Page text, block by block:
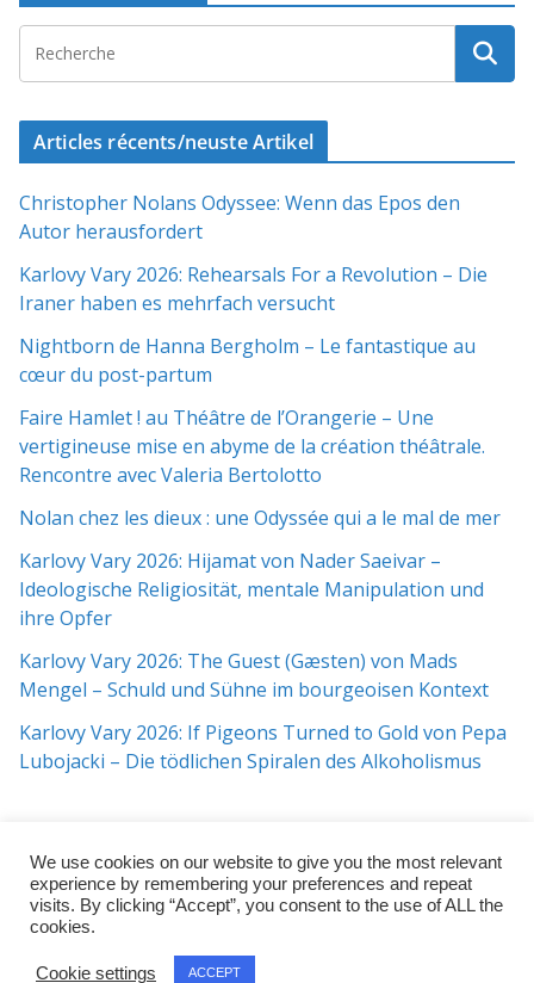
Articles récents/neuste Artikel
Christopher Nolans Odyssee: Wenn das Epos den
Autor herausfordert
Karlovy Vary 2026: Rehearsals For a Revolution – Die
Iraner haben es mehrfach versucht
Nightborn de Hanna Bergholm – Le fantastique au
cœur du post-partum
Faire Hamlet ! au Théâtre de l’Orangerie – Une
vertigineuse mise en abyme de la création théâtrale.
Rencontre avec Valeria Bertolotto
Nolan chez les dieux : une Odyssée qui a le mal de mer
Karlovy Vary 2026: Hijamat von Nader Saeivar​​ –
Ideologische Religiosität, mentale Manipulation und
ihre Opfer
Karlovy Vary 2026: The Guest (Gæsten) von Mads
Mengel – Schuld und Sühne im bourgeoisen Kontext
Karlovy Vary 2026: If Pigeons Turned to Gold von Pepa
Lubojacki – Die tödlichen Spiralen des Alkoholismus
Copyright © 2026j:mag
We use cookies on our website to give you the most relevant
experience by remembering your preferences and repeat
visits. By clicking “Accept”, you consent to the use of ALL the
cookies.
Cookie settings ACCEPT